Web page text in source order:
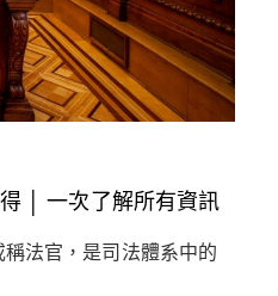
│ 一次了解所有資訊
法官，是司法體系中的